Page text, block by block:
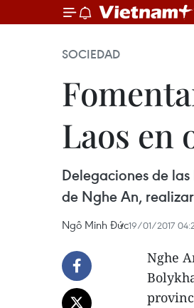
SOCIEDAD
Laos en
Delegaciones de
de Nghe An,
Ngô Minh Đức19/01/2017
Nghe